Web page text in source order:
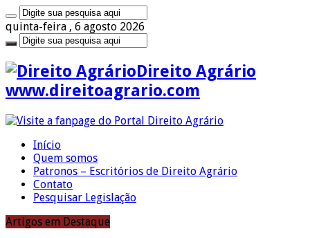
quinta-feira , 6 agosto 2026
Direito Agrário
www.direitoagrario.com
Início
Quem somos
Patronos – Escritórios de Direito Agrário
Contato
Pesquisar Legislação
Artigos em Destaque